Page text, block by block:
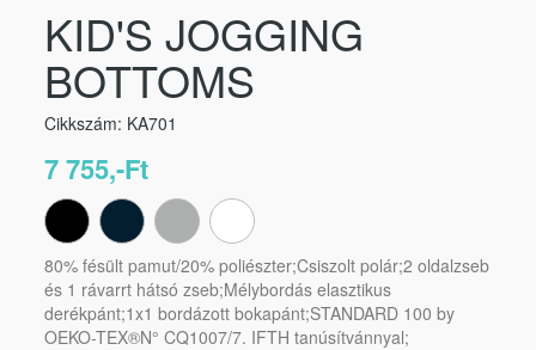
KID'S JOGGING
BOTTOMS
Cikkszám: KA701
7 755,-Ft
80% fésült pamut/20% poliészter;Csiszolt polár;2 oldalzseb
és 1 rávarrt hátsó zseb;Mélybordás elasztikus
derékpánt;1x1 bordázott bokapánt;STANDARD 100 by
OEKO-TEX®N° CQ1007/7. IFTH tanúsítvánnyal;